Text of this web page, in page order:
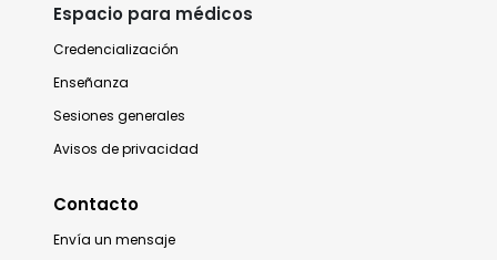
Espacio para médicos
Credencialización
Enseñanza
Sesiones generales
Avisos de privacidad
Contacto
Envía un mensaje